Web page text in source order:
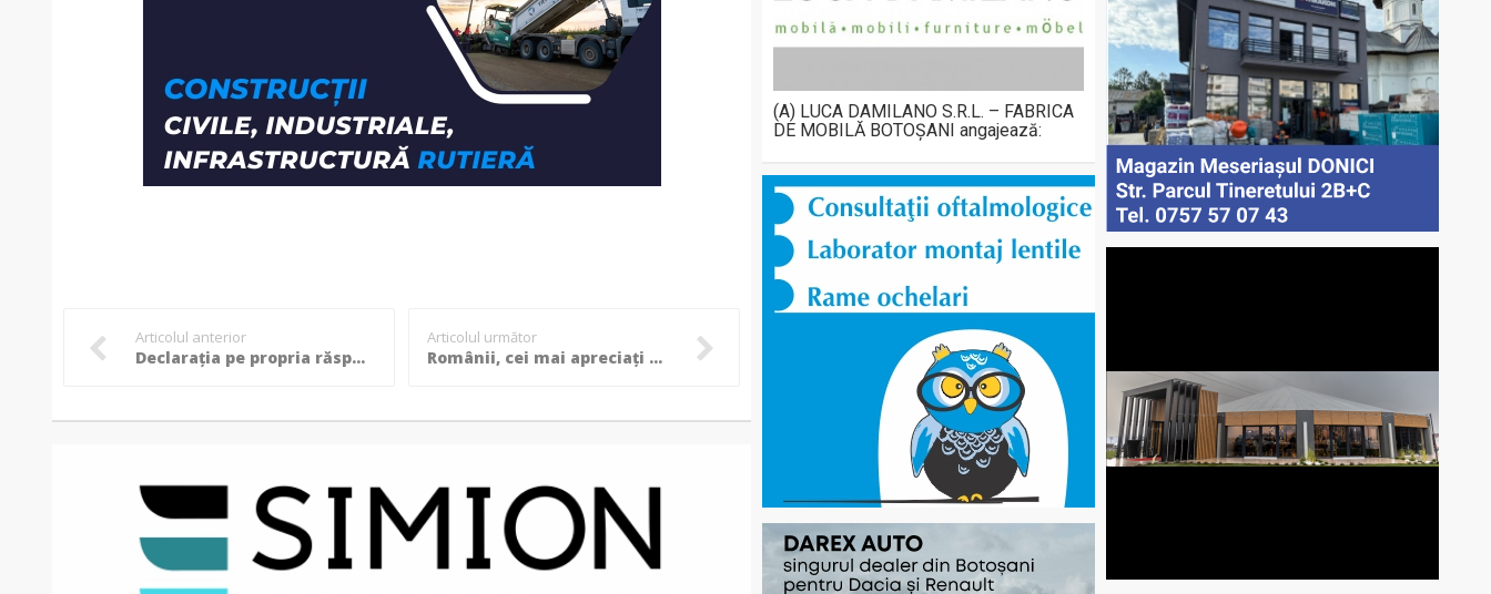
Articolul anterior
Declarația pe propria răspundere poate fi refolosită. Modificarea datei este permisă
Articolul următor
Românii, cei mai apreciați fermieri din Europa. După nemți, și Irlanda vrea să trimită chartere pentru a-i aduce pe români la muncă
(A) LUCA DAMILANO S.R.L. – FABRICA
DE MOBILĂ BOTOȘANI angajează: